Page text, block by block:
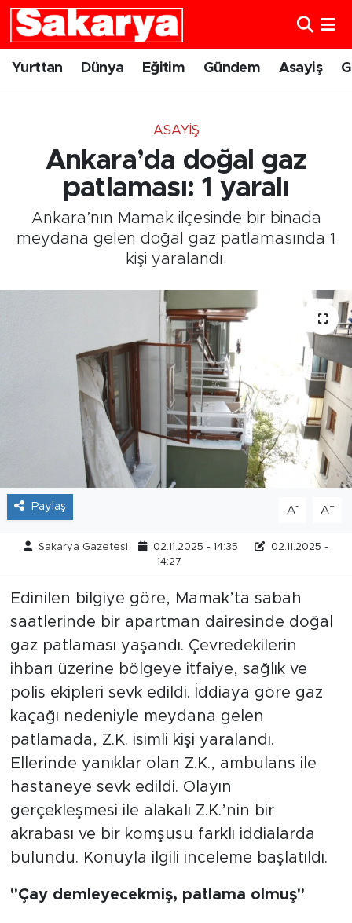
Yurttan Dünya Eğitim Gündem Asayiş
ASAYIŞ
Ankara’da doğal gaz
patlaması: 1 yaralı
Ankara’nın Mamak ilçesinde bir binada
meydana gelen doğal gaz patlamasında 1
kişi yaralandı.
Paylaş A- A+
Sakarya Gazetesi 02.11.2025 - 14:35
02.11.2025 -
14:27
Edinilen bilgiye göre, Mamak’ta sabah
saatlerinde bir apartman dairesinde doğal
gaz patlaması yaşandı. Çevredekilerin
ihbarı üzerine bölgeye itfaiye, sağlık ve
polis ekipleri sevk edildi. İddiaya göre gaz
kaçağı nedeniyle meydana gelen
patlamada, Z.K. isimli kişi yaralandı.
Ellerinde yanıklar olan Z.K., ambulans ile
hastaneye sevk edildi. Olayın
gerçekleşmesi ile alakalı Z.K.’nin bir
akrabası ve bir komşusu farklı iddialarda
bulundu. Konuyla ilgili inceleme başlatıldı.
"Çay demleyecekmiş, patlama olmuş"
Yurttan
Gündem
Eskişehirspor
Kültür Sanat
Tarihçe
Resmi İlanlar
Söyleşi
Foto Şaka
Teknoloji
Politika
Eskişehir Nöbetçi Eczaneler
Eskişehir Namaz Vakitleri
Eskişehir Trafik Yoğunluk Haritası
Süper Lig Puan Durumu ve Fikstür
Tüm Manşetler
Son Dakika Haberleri